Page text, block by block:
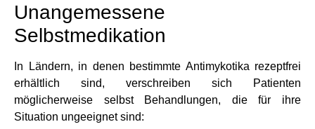
Unangemessene
Selbstmedikation
In Ländern, in denen bestimmte Antimykotika rezeptfrei
erhältlich sind, verschreiben sich Patienten
möglicherweise selbst Behandlungen, die für ihre
Situation ungeeignet sind: